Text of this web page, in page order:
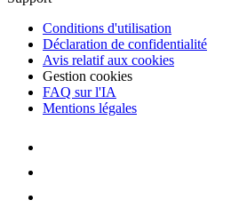
Conditions d'utilisation
Déclaration de confidentialité
Avis relatif aux cookies
Gestion cookies
FAQ sur l'IA
Mentions légales